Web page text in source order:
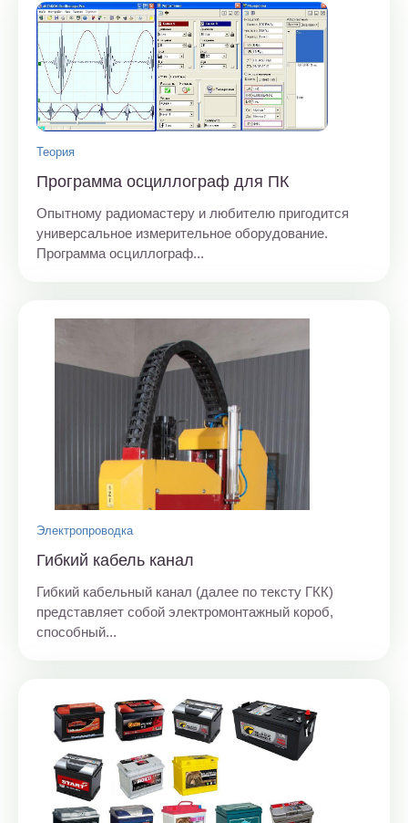
Теория
Программа осциллограф для ПК
Опытному радиомастеру и любителю пригодится
универсальное измерительное оборудование.
Программа осциллограф...
Электропроводка
Гибкий кабель канал
Гибкий кабельный канал (далее по тексту ГКК)
представляет собой электромонтажный короб,
способный...